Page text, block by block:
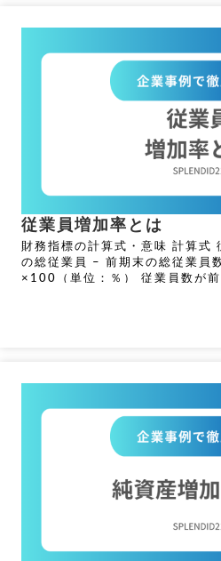
従業員増加率とは
財務指標の計算式・意味 計算式
の総従業員 – 前期末の総従業員
×100（単位：％） 従業員数が
したかを示す指標です。数値が